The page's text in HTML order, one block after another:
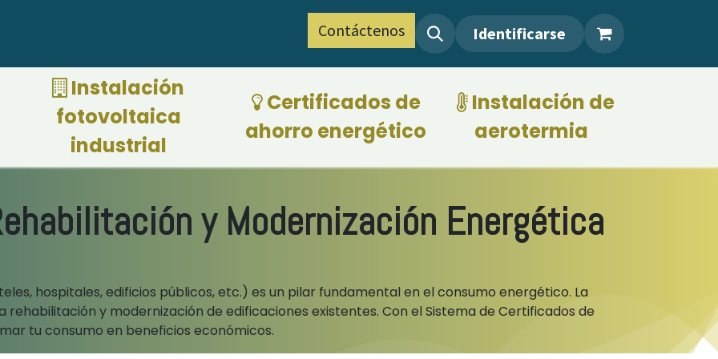
Contáctenos Identificarse
​ Instalación
fotovoltaica
industrial
Certificados de
ahorro energético
Instalación de
aerotermia
y Modernización Energética
hospitales, edificios públicos, etc.) es un pilar fundamental en el consumo energético. La
y modernización de edificaciones existentes. Con el Sistema de Certificados de
tu consumo en beneficios económicos.